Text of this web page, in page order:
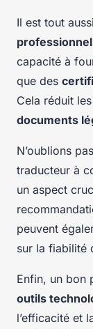
Il est tout
capacité à
que des
Cela réduit
documents
N’oublions
traducteur à
un aspect
peuvent
sur la fiabilité
Enfin, un bon
outils
l’efficacité et